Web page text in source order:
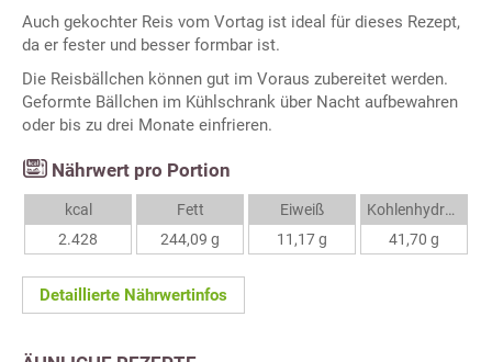
Auch gekochter Reis vom Vortag ist ideal für dieses Rezept,
da er fester und besser formbar ist.
Die Reisbällchen können gut im Voraus zubereitet werden.
Geformte Bällchen im Kühlschrank über Nacht aufbewahren
oder bis zu drei Monate einfrieren.
Nährwert pro Portion
kcal
2.428
Fett
244,09 g
Eiweiß
11,17 g
Kohlenhydrate
41,70 g
Detaillierte Nährwertinfos